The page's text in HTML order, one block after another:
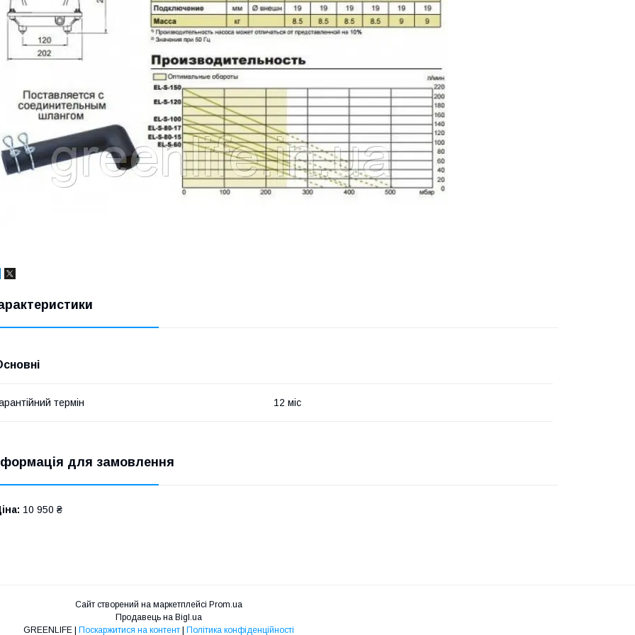
термін 12 міс
для замовлення
10 950 ₴
Сайт створений на маркетплейсі Prom.ua
Продавець на Bigl.ua
GREENLIFE | Поскаржитися на контент | Політика конфіденційності